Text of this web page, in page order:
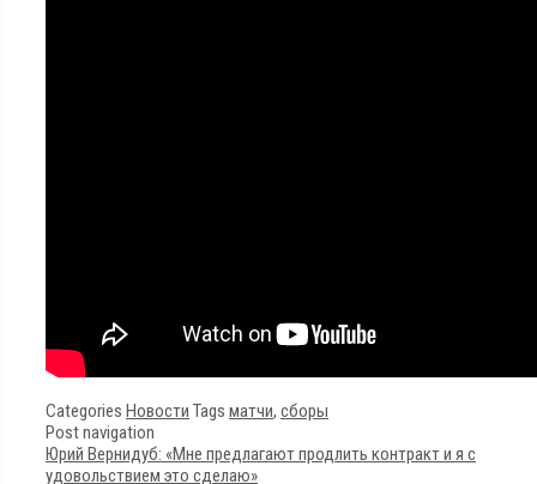
Categories Новости Tags матчи, сборы
Post navigation
Юрий Вернидуб: «Мне предлагают продлить контракт и я с
удовольствием это сделаю»